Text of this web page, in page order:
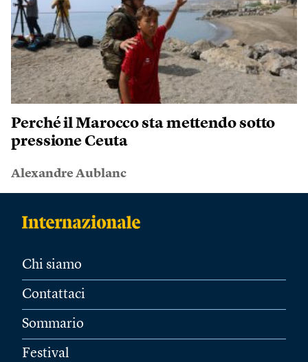
Perché il Marocco sta mettendo sotto
pressione Ceuta
Alexandre Aublanc
Chi siamo
Contattaci
Sommario
Festival